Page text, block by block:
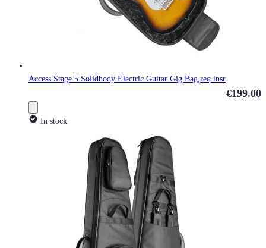
Access Stage 5 Solidbody Electric Guitar Gig Bag,req.insr
€199.00
In stock